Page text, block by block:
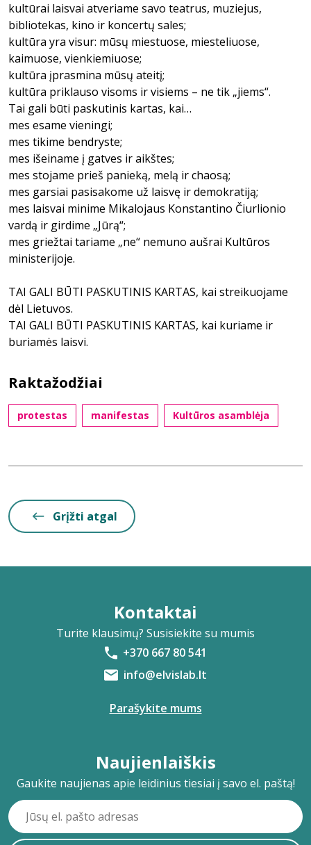
kultūrai laisvai atveriame savo teatrus, muziejus,
bibliotekas, kino ir koncertų sales;
kultūra yra visur: mūsų miestuose, miesteliuose,
kaimuose, vienkiemiuose;
kultūra įprasmina mūsų ateitį;
kultūra priklauso visoms ir visiems – ne tik „jiems“.
Tai gali būti paskutinis kartas, kai…
mes esame vieningi;
mes tikime bendryste;
mes išeiname į gatves ir aikštes;
mes stojame prieš panieką, melą ir chaosą;
mes garsiai pasisakome už laisvę ir demokratiją;
mes laisvai minime Mikalojaus Konstantino Čiurlionio
vardą ir girdime „Jūrą“;
mes griežtai tariame „ne“ nemuno aušrai Kultūros
ministerijoje.
TAI GALI BŪTI PASKUTINIS KARTAS, kai streikuojame
dėl Lietuvos.
TAI GALI BŪTI PASKUTINIS KARTAS, kai kuriame ir
buriamės laisvi.
Raktažodžiai
protestas manifestas Kultūros asamblėja
Grįžti atgal
Kontaktai
Turite klausimų? Susisiekite su mumis
+370 667 80 541
info@elvislab.lt
Parašykite mums
Naujienlaiškis
Gaukite naujienas apie leidinius tiesiai į savo el. paštą!